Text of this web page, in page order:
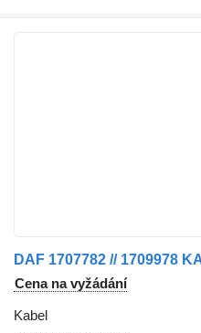
Cena na vyžádání
Kabel